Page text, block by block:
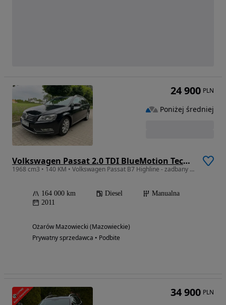
Volkswagen Passat 2.0 TDI BlueMotion Technology Highline
1968 cm3 • 140 KM • Volkswagen Passat B7 Highline - zadbany niski przebieg 1 właściciel PL
164 000 km Diesel
Manualna
2011
Ożarów Mazowiecki (Mazowieckie)
Prywatny sprzedawca • Podbite
24 900 PLN
Poniżej średniej
34 900 PLN